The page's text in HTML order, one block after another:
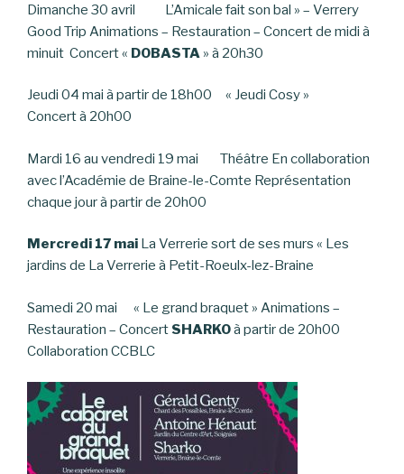
Dimanche 30 avril L’Amicale fait son bal » – Verrery
Good Trip Animations – Restauration – Concert de midi à
minuit Concert « DOBASTA » à 20h30
Jeudi 04 mai à partir de 18h00 « Jeudi Cosy »
Concert à 20h00
Mardi 16 au vendredi 19 mai Théâtre En collaboration
avec l’Académie de Braine-le-Comte Représentation
chaque jour à partir de 20h00
Mercredi 17 mai La Verrerie sort de ses murs « Les
jardins de La Verrerie à Petit-Roeulx-lez-Braine
Samedi 20 mai « Le grand braquet » Animations –
Restauration – Concert SHARKOà partir de 20h00
Collaboration CCBLC